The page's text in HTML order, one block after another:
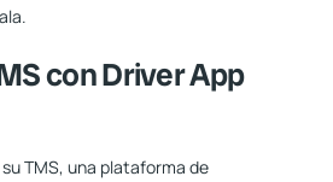
con Driver App
TMS, una plataforma de